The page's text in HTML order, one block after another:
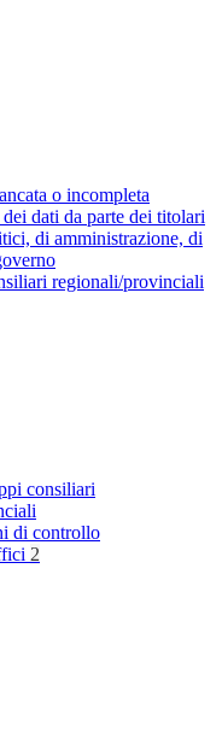
o incompleta
dati da parte dei titolari
di amministrazione, di
regionali/provinciali
consiliari
di controllo
2